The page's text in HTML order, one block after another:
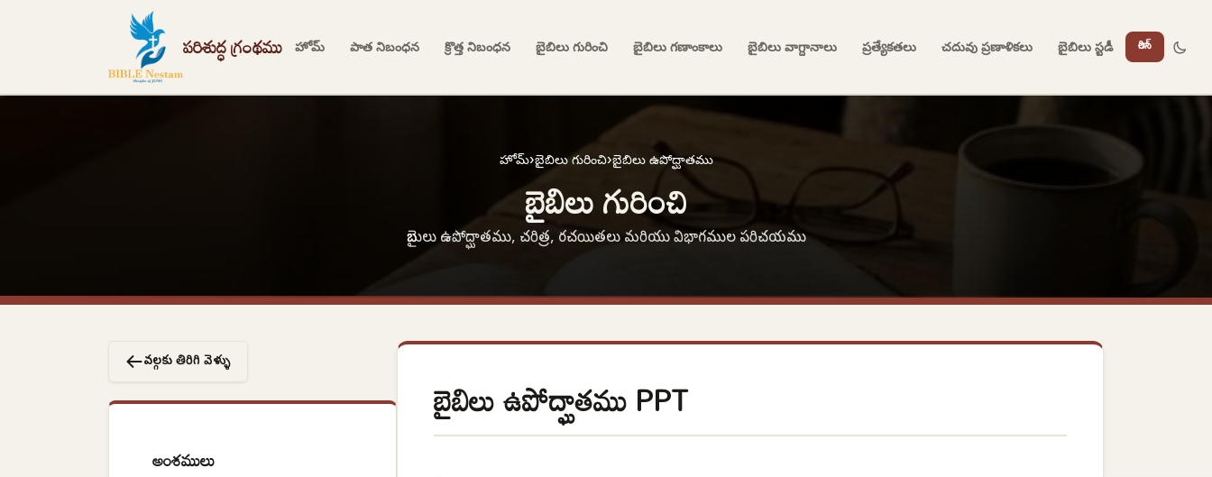
పరిశుద్ధ గ్రంథము హోమ్ పాత నిబంధన క్రొత్త నిబంధన బైబిలు గురించి బైబిలు గణాంకాలు బైబిలు వాగ్దానాలు ప్రత్యేకతలు చదువు ప్రణాళికలు బైబిలు స్టడీ లాగిన్
హోమ్›బైబిలు గురించి›బైబిలు ఉపోద్ఘాతము
బైబిలు గురించి
బైబులు ఉపోద్ఘాతము, చరిత్ర, రచయితలు మరియు విభాగముల పరిచయము
వర్గాలకు తిరిగి వెళ్ళు
అంశములు
బైబిలు ఉపోద్ఘాతము PPT